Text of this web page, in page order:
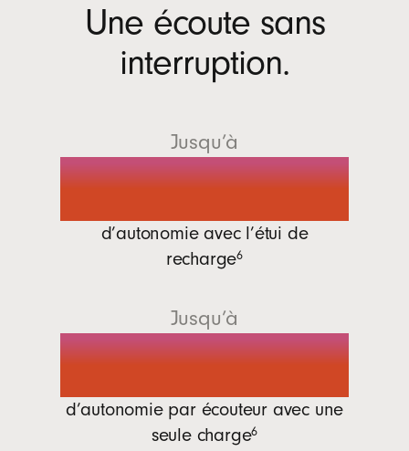
Une écoute sans
interruption.
Jusqu’à
30 heures
d’autonomie avec l’étui de
recharge6
Jusqu’à
7 heures
d’autonomie par écouteur avec une
seule charge6